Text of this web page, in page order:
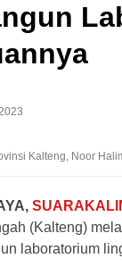
Kalteng, Noor
(Kalteng)
laboratorium